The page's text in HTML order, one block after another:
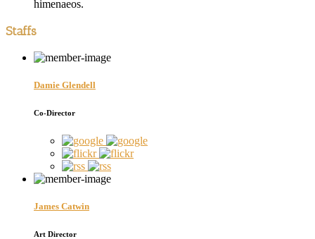
himenaeos.
Staffs
Damie Glendell
Co-Director
James Catwin
Art Director